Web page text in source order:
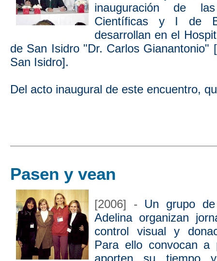
inauguración de
Científicas y I de
desarrollan en el
de San Isidro "Dr. Carlos Gianantonio"
San Isidro].
Del acto inaugural de este encuentro,
Pasen y vean
[2006] - Un grupo
Adelina organizan
control visual y
Para ello convocan a
aporten su